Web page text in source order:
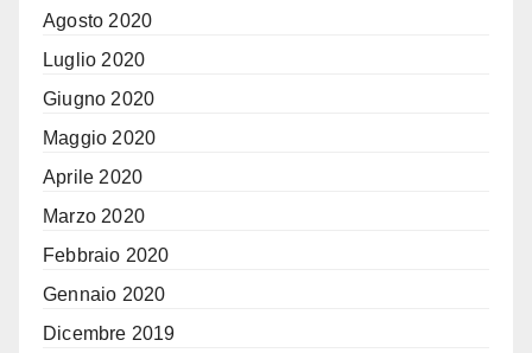
Agosto 2020
Luglio 2020
Giugno 2020
Maggio 2020
Aprile 2020
Marzo 2020
Febbraio 2020
Gennaio 2020
Dicembre 2019